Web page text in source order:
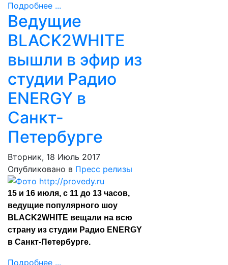
Подробнее ...
Ведущие
BLACK2WHITE
вышли в эфир из
студии Радио
ENERGY в
Санкт-
Петербурге
Вторник, 18 Июль 2017
Опубликовано в Пресс релизы
15 и 16 июля, с 11 до 13 часов,
ведущие популярного шоу
BLACK2WHITE вещали на всю
страну из студии Радио ENERGY
в Санкт-Петербурге.
Подробнее ...